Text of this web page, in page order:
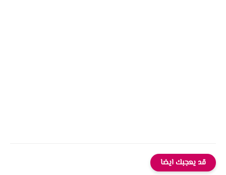
قد يعجبك ايضا